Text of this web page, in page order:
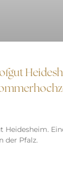
Heidesheim.
der Pfalz.